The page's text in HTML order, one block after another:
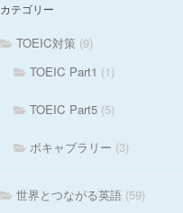
カテゴリー
TOEIC対策 (9)
TOEIC Part1 (1)
TOEIC Part5 (5)
ボキャブラリー (3)
世界とつながる英語 (59)